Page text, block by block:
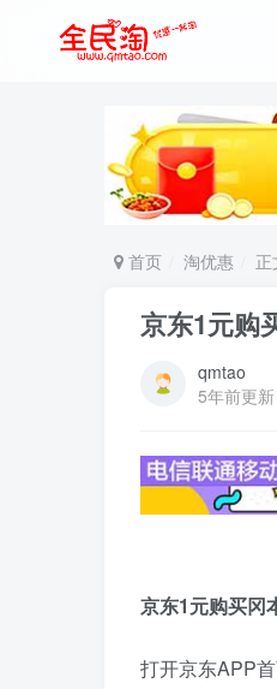
首页 淘优惠 正
京东1元购
qmtao
5年前更新
京东1元购买冈
打开京东APP